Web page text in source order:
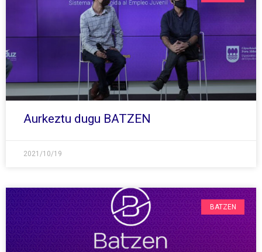
Aurkeztu dugu BATZEN
2021/10/19
BATZEN